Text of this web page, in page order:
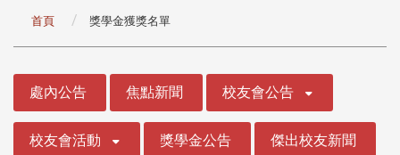
首頁 獎學金獲獎名單
處內公告 焦點新聞 校友會公告
校友會活動 獎學金公告 傑出校友新聞